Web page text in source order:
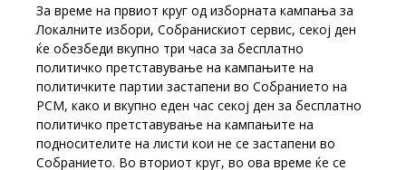
За време на првиот круг од изборната кампања за
Локалните избори, Собранискиот сервис, секој ден
ќе обезбеди вкупно три часа за бесплатно
политичко претставување на кампањите на
политичките партии застапени во Собранието на
РСМ, како и вкупно еден час секој ден за бесплатно
политичко претставување на кампањите на
подносителите на листи кои не се застапени во
Собранието. Во вториот круг, во ова време ќе се